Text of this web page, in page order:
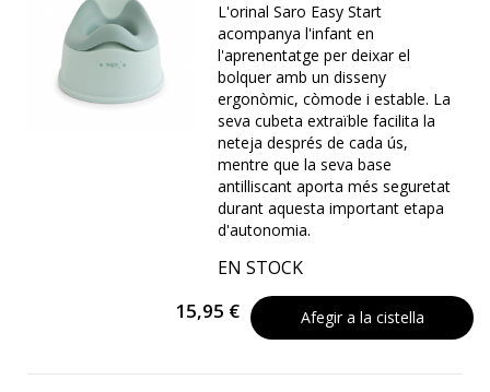
L'orinal Saro Easy Start
acompanya l'infant en
l'aprenentatge per deixar el
bolquer amb un disseny
ergonòmic, còmode i estable. La
seva cubeta extraïble facilita la
neteja després de cada ús,
mentre que la seva base
antilliscant aporta més seguretat
durant aquesta important etapa
d'autonomia.
EN STOCK
15,95 € Afegir a la cistella